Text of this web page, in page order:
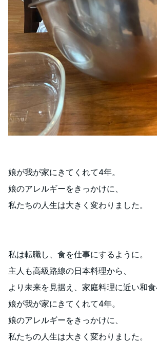
娘が我が家にきてくれて4年。
娘のアレルギーをきっかけに、
私たちの人生は大きく変わりました。
私は転職し、食を仕事にするように。
主人も高級路線の日本料理から、
より未来を見据え、家庭料理に近い和食
娘が我が家にきてくれて4年。
娘のアレルギーをきっかけに、
私たちの人生は大きく変わりました。